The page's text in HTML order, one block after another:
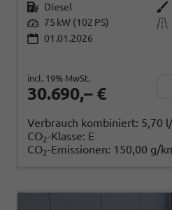
Diesel
75 kW (102 PS)
01.01.2026
30.690,– €
incl. 19% MwSt.
Verbrauch kombiniert: 5,70
CO2-Klasse: E
CO2-Emissionen: 150,00 g/